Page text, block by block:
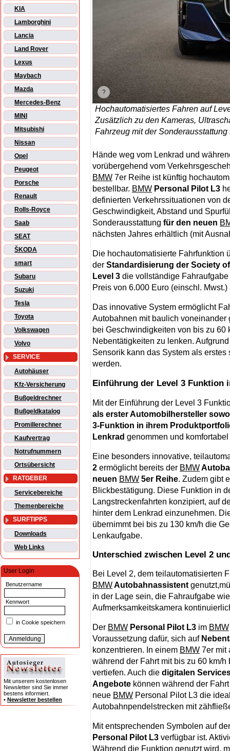
KIA
Lamborghini
Lancia
Land Rover
Lexus
Maybach
Mazda
Mercedes-Benz
MINI
Mitsubishi
Nissan
Opel
Peugeot
Porsche
Renault
Rolls-Royce
Saab
SEAT
ŠKODA
smart
Subaru
Suzuki
Tesla
Toyota
Volkswagen
Volvo
SERVICE
Autohäuser
Kfz-Versicherung
Bußgeldrechner
Bußgeldkatalog
Promillerechner
Kaufvertrag
Notrufnummern
Ortsübersicht
RATGEBER
Servicebereiche
Themenbereiche
SURFTIPPS
Downloads
Web Links
User Login
Benutzername
Kennwort
in Cookie speichern
Mit unserem kostenlosen
Newsletter sind Sie immer
bestens informiert.
• Newsletter bestellen
Hochautomatisiertes Fahren auf
Zusätzlich zu den Kameras,
Fahrzeug mit der
Hände weg vom Lenkrad und
vorübergehend vom
BMW 7er Reihe ist künftig
bestellbar. BMW Personal Pilot L3
definierten Verkehrssituationen von
Geschwindigkeit, Abstand und
Sonderausstattung für den neuen
nächsten Jahres erhältlich (mit
Die hochautomatisierte Fahrfunktion
der Standardisierung der Society
Level 3 die vollständige
Preis von 6.000 Euro (einschl.
Das innovative System ermöglicht
Autobahnen mit baulich
bei Geschwindigkeiten von bis zu 60
Nebentätigkeiten zu lenken.
Sensorik kann das System als
werden.
Einführung der Level 3 Funktion
Mit der Einführung der Level 3
als erster Automobilhersteller
3-Funktion in ihrem
Lenkrad genommen und
Eine besonders innovative,
2 ermöglicht bereits der BMW
neuen BMW 5er Reihe. Zudem gibt
Blickbestätigung. Diese Funktion in
Langstreckenfahrten konzipiert, auf
hinter dem Lenkrad einzunehmen.
übernimmt bei bis zu 130 km/h die
Lenkaufgabe.
Unterschied zwischen Level 2
Bei Level 2, dem teilautomatisierten
BMWAutobahnassistent
in der Lage sein, die Fahraufgabe
Aufmerksamkeitskamera
Der BMW Personal Pilot L3 im BMW
Voraussetzung dafür, sich auf
konzentrieren. In einem BMW 7er mit
während der Fahrt mit bis zu 60 km/
vertiefen. Auch die digitalen
Angebote können während der
neue BMW Personal Pilot L3 die
Autobahnpendelstrecken mit
Mit entsprechenden Symbolen auf
Personal Pilot L3 verfügbar ist.
Während die Funktion genutzt wird,